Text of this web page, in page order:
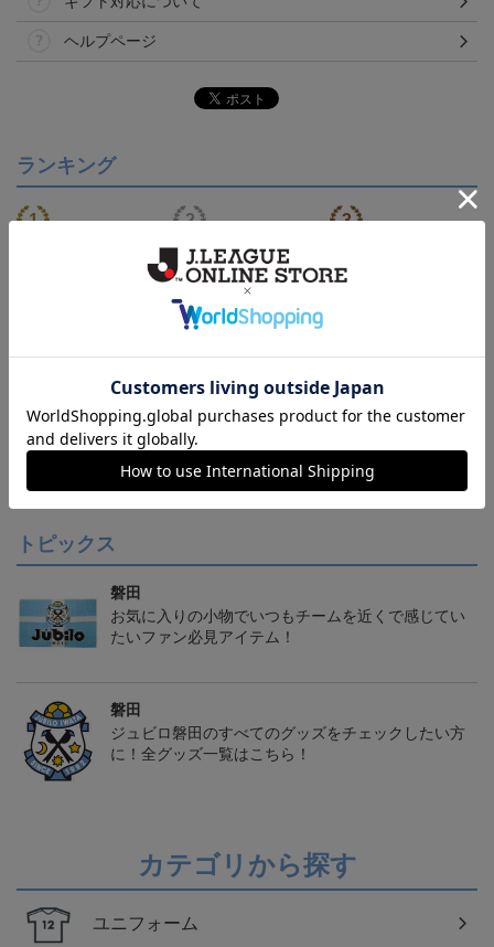
ヘルプページ
ランキング
【S～4XL】2026/27ユニ
フォーム オーセンティッ
21,450円～25,950円
ジュビロ磐田 チルタリ
ス タオルマフラー
2,500円
ウ タオルマフラー
2,500円
トピックス
磐田
お気に入りの小物でいつもチームを近くで感じてい
たいファン必見アイテム！
磐田
ジュビロ磐田のすべてのグッズをチェックしたい方
に！全グッズ一覧はこちら！
カテゴリから探す
ユニフォーム